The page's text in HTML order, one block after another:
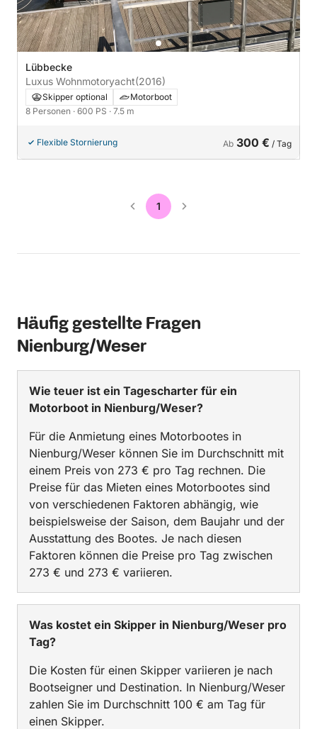
Lübbecke
Luxus Wohnmotoryacht(2016)
Skipper optional
Motorboot
8 Personen · 600 PS · 7.5 m
Flexible Stornierung Ab 300 € / Tag
1
Häufig gestellte Fragen
Nienburg/Weser
Wie teuer ist ein Tagescharter für ein
Motorboot in Nienburg/Weser?
Für die Anmietung eines Motorbootes in
Nienburg/Weser können Sie im Durchschnitt mit
einem Preis von 273 € pro Tag rechnen. Die
Preise für das Mieten eines Motorbootes sind
von verschiedenen Faktoren abhängig, wie
beispielsweise der Saison, dem Baujahr und der
Ausstattung des Bootes. Je nach diesen
Faktoren können die Preise pro Tag zwischen
273 € und 273 € variieren.
Was kostet ein Skipper in Nienburg/Weser pro
Tag?
Die Kosten für einen Skipper variieren je nach
Bootseigner und Destination. In Nienburg/Weser
zahlen Sie im Durchschnitt 100 € am Tag für
einen Skipper.